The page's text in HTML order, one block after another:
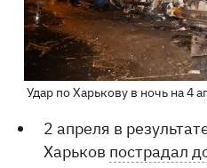
Удар по Харькову в ночь на 4
2 апреля в
Харьков пострадал